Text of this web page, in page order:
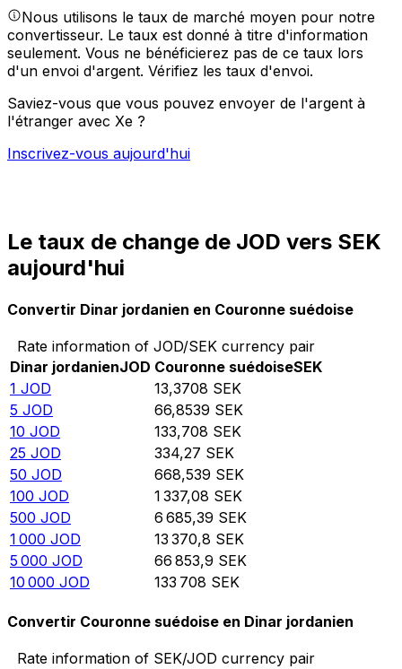
Nous utilisons le taux de marché moyen pour notre
convertisseur. Le taux est donné à titre d'information
seulement. Vous ne bénéficierez pas de ce taux lors
d'un envoi d'argent. Vérifiez les taux d'envoi.
Saviez-vous que vous pouvez envoyer de l'argent à
l'étranger avec Xe ?
Inscrivez-vous aujourd'hui
Le taux de change de JOD vers SEK
aujourd'hui
Convertir Dinar jordanien en Couronne suédoise
Rate information of JOD/SEK currency pair
Dinar jordanienJOD Couronne suédoiseSEK
1 JOD 13,3708 SEK
5 JOD 66,8539 SEK
10 JOD 133,708 SEK
25 JOD 334,27 SEK
50 JOD 668,539 SEK
100 JOD 1 337,08 SEK
500 JOD 6 685,39 SEK
1 000 JOD 13 370,8 SEK
5 000 JOD 66 853,9 SEK
10 000 JOD 133 708 SEK
Convertir Couronne suédoise en Dinar jordanien
Rate information of SEK/JOD currency pair